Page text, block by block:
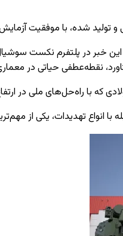
تولید شده، با موفقیت
خبر در پلتفرم نکست
نقطه‌عطفی حیاتی در
که با راه‌حل‌های ملی در
با انواع تهدیدات، یکی از